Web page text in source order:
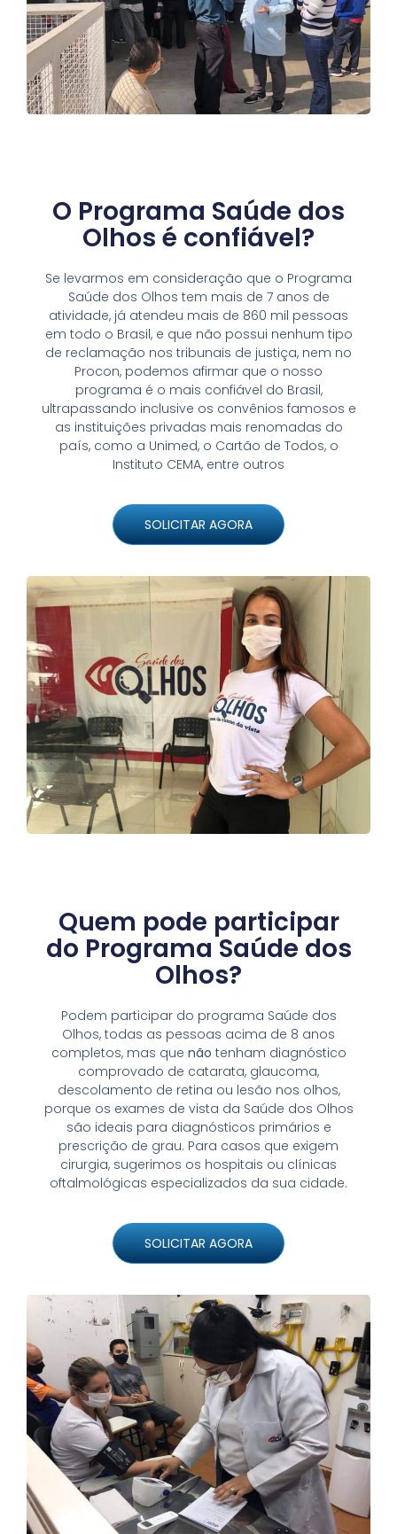
O Programa Saúde dos
Olhos é confiável?
Se levarmos em consideração que o Programa
Saúde dos Olhos tem mais de 7 anos de
atividade, já atendeu mais de 860 mil pessoas
em todo o Brasil, e que não possui nenhum tipo
de reclamação nos tribunais de justiça, nem no
Procon, podemos afirmar que o nosso
programa é o mais confiável do Brasil,
ultrapassando inclusive os convênios famosos e
as instituições privadas mais renomadas do
país, como a Unimed, o Cartão de Todos, o
Instituto CEMA, entre outros
SOLICITAR AGORA
Quem pode participar
do Programa Saúde dos
Olhos?
Podem participar do programa Saúde dos
Olhos, todas as pessoas acima de 8 anos
completos, mas que não tenham diagnóstico
comprovado de catarata, glaucoma,
descolamento de retina ou lesão nos olhos,
porque os exames de vista da Saúde dos Olhos
são ideais para diagnósticos primários e
prescrição de grau. Para casos que exigem
cirurgia, sugerimos os hospitais ou clínicas
oftalmológicas especializados da sua cidade.
SOLICITAR AGORA